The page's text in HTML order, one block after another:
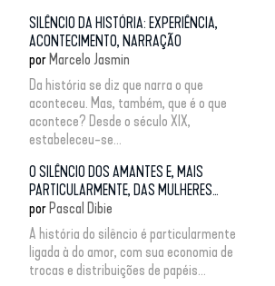
SILÊNCIO DA HISTÓRIA: EXPERIÊNCIA,
ACONTECIMENTO, NARRAÇÃO
por Marcelo Jasmin
Da história se diz que narra o que
aconteceu. Mas, também, que é o que
acontece? Desde o século XIX,
estabeleceu-se...
O SILÊNCIO DOS AMANTES E, MAIS
PARTICULARMENTE, DAS MULHERES…
por Pascal Dibie
A história do silêncio é particularmente
ligada à do amor, com sua economia de
trocas e distribuições de papéis...